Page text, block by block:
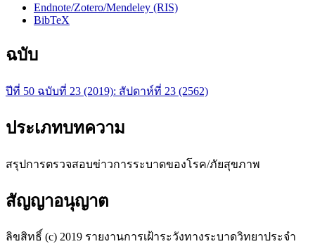
Endnote/Zotero/Mendeley (RIS)
BibTeX
ฉบับ
ปีที่ 50 ฉบับที่ 23 (2019): สัปดาห์ที่ 23 (2562)
ประเภทบทความ
สรุปการตรวจสอบข่าวการระบาดของโรค/ภัยสุขภาพ
สัญญาอนุญาต
ลิขสิทธิ์ (c) 2019 รายงานการเฝ้าระวังทางระบาดวิทยาประจำ